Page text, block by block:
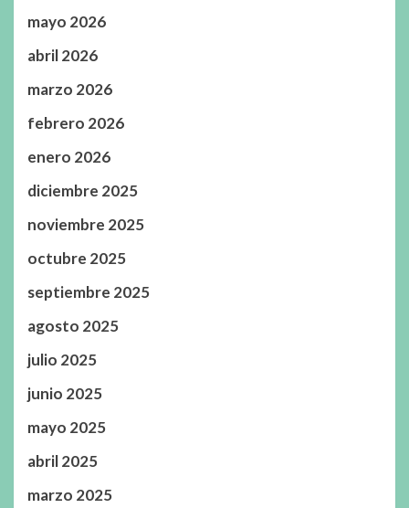
mayo 2026
abril 2026
marzo 2026
febrero 2026
enero 2026
diciembre 2025
noviembre 2025
octubre 2025
septiembre 2025
agosto 2025
julio 2025
junio 2025
mayo 2025
abril 2025
marzo 2025